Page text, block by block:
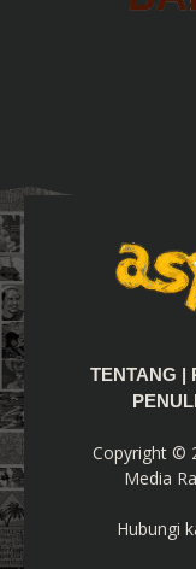
TENTANG
Copyright ©
Media
Hubungi